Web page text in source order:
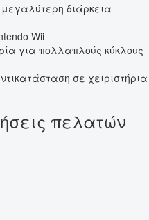
μεγαλύτερη διάρκεια
Wii
για πολλαπλούς κύκλους
σε χειριστήρια
πελατών